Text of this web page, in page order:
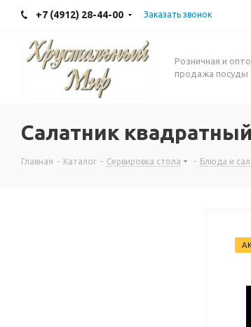
+7 (4912) 28-44-00 Заказать звонок
Розничная и
продажа посуды
Салатник
Главная - Каталог - Сервировка стола - Блюда и